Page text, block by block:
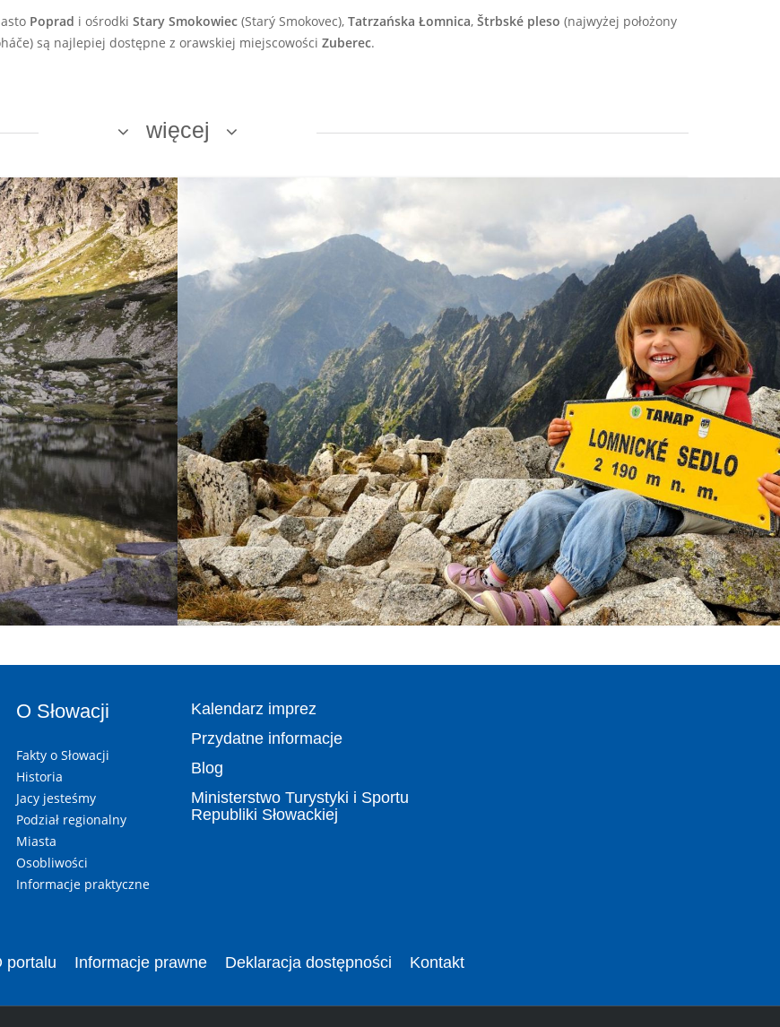
Poprad i ośrodki Stary Smokowiec (Starý Smokovec), Tatrzańska Łomnica, Štrbské pleso (najwyżej położony
są najlepiej dostępne z orawskiej miejscowości Zuberec.
więcej
O Słowacji
Fakty o Słowacji
Historia
Jacy jesteśmy
Podział regionalny
Miasta
Osobliwości
Informacje praktyczne
Kalendarz imprez
Przydatne informacje
Blog
Ministerstwo Turystyki i Sportu
Republiki Słowackiej
portalu Informacje prawne Deklaracja dostępności Kontakt